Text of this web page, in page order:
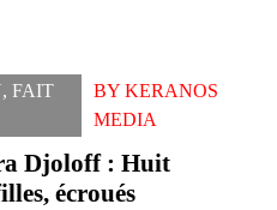
, FAIT
BYKERANOS
MEDIA
Djoloff : Huit
écroués